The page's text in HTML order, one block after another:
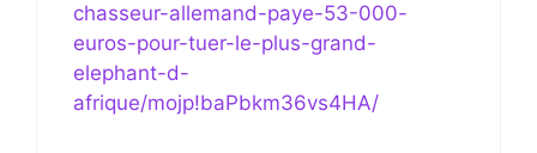
chasseur-allemand-paye-53-000-
euros-pour-tuer-le-plus-grand-
elephant-d-
afrique/mojp!baPbkm36vs4HA/